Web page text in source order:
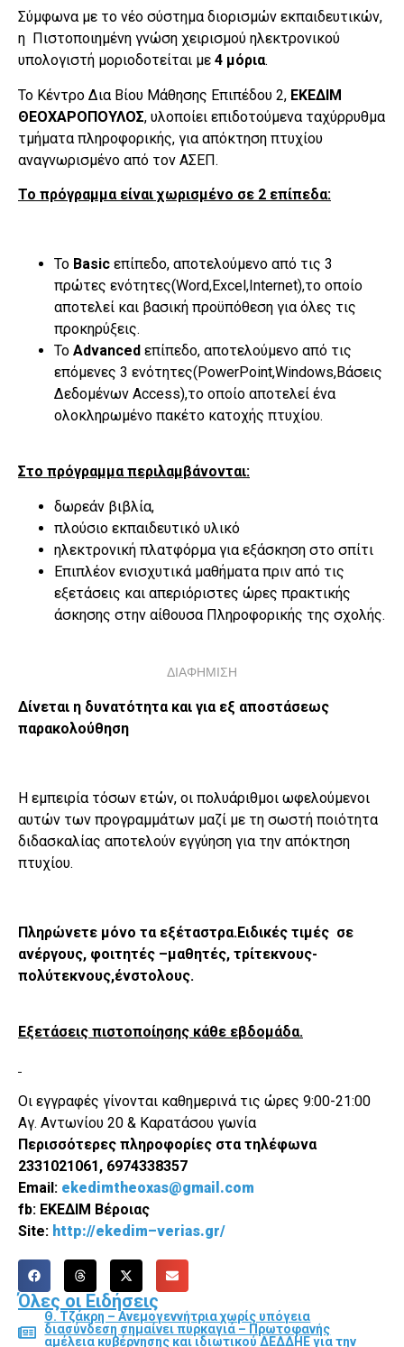
Σύμφωνα με το νέο σύστημα διορισμών εκπαιδευτικών,
η Πιστοποιημένη γνώση χειρισμού ηλεκτρονικού
υπολογιστή μοριοδοτείται με 4 μόρια.
Το Κέντρο Δια Βίου Μάθησης Επιπέδου 2, ΕΚΕΔΙΜ
ΘΕΟΧΑΡΟΠΟΥΛΟΣ, υλοποίει επιδοτούμενα ταχύρρυθμα
τμήματα πληροφορικής, για απόκτηση πτυχίου
αναγνωρισμένο από τον ΑΣΕΠ.
Το πρόγραμμα είναι χωρισμένο σε 2 επίπεδα:
Το Basic επίπεδο, αποτελούμενο από τις 3
πρώτες ενότητες(Word,Excel,Internet),το οποίο
αποτελεί και βασική προϋπόθεση για όλες τις
προκηρύξεις.
Το Advanced επίπεδο, αποτελούμενο από τις
επόμενες 3 ενότητες(PowerPoint,Windows,Βάσεις
Δεδομένων Access),το οποίο αποτελεί ένα
ολοκληρωμένο πακέτο κατοχής πτυχίου.
Στο πρόγραμμα περιλαμβάνονται:
δωρεάν βιβλία,
πλούσιο εκπαιδευτικό υλικό
ηλεκτρονική πλατφόρμα για εξάσκηση στο σπίτι
Επιπλέον ενισχυτικά μαθήματα πριν από τις
εξετάσεις και απεριόριστες ώρες πρακτικής
άσκησης στην αίθουσα Πληροφορικής της σχολής.
ΔΙΑΦΗΜΙΣΗ
Δίνεται η δυνατότητα και για εξ αποστάσεως
παρακολούθηση
Η εμπειρία τόσων ετών, οι πολυάριθμοι ωφελούμενοι
αυτών των προγραμμάτων μαζί με τη σωστή ποιότητα
διδασκαλίας αποτελούν εγγύηση για την απόκτηση
πτυχίου.
Πληρώνετε μόνο τα εξέταστρα.Ειδικές τιμές σε
ανέργους, φοιτητές –μαθητές, τρίτεκνους-
πολύτεκνους,ένστολους.
Εξετάσεις πιστοποίησης κάθε εβδομάδα.
Οι εγγραφές γίνονται καθημερινά τις ώρες 9:00-21:00
Αγ. Αντωνίου 20 & Καρατάσου γωνία
Περισσότερες πληροφορίες στα τηλέφωνα
2331021061, 6974338357
Email: ekedimtheoxas@gmail .com
fb: ΕΚΕΔΙΜ Βέροιας
Site: http://ekedim–verias.gr/
Όλες οι Ειδήσεις
Θ. Τζάκρη – Ανεμογεννήτρια χωρίς υπόγεια
διασύνδεση σημαίνει πυρκαγιά – Πρωτοφανής
αμέλεια κυβέρνησης και ιδιωτικού ΔΕΔΔΗΕ για την